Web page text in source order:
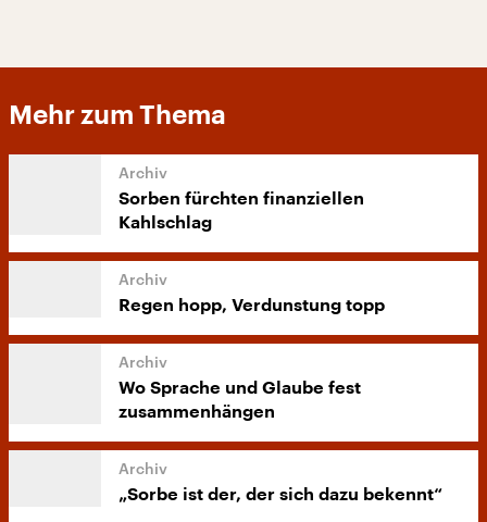
Mehr zum Thema
Sorben fürchten finanziellen
Kahlschlag
Regen hopp, Verdunstung topp
Wo Sprache und Glaube fest
zusammenhängen
„Sorbe ist der, der sich dazu bekennt“